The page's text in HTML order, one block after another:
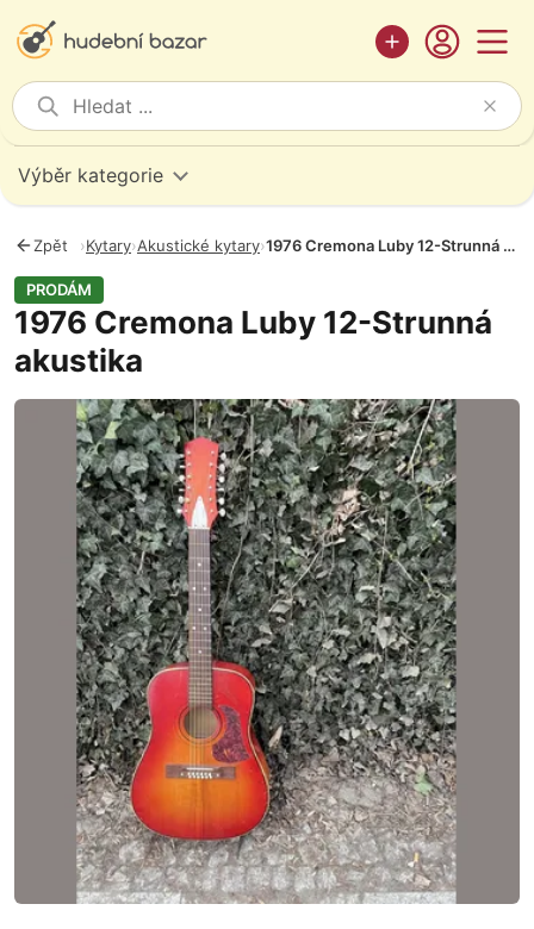
Výběr kategorie
Zpět ›Kytary›Akustické kytary› 1976 Cremona Luby 12-Strunná akustika
PRODÁM
1976 Cremona Luby 12-Strunná
akustika
Fotografie